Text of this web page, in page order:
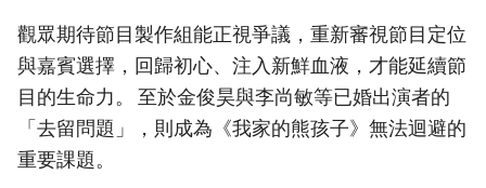
觀眾期待節目製作組能正視爭議，重新審視節目定位
與嘉賓選擇，回歸初心、注入新鮮血液，才能延續節
目的生命力。 至於金俊昊與李尚敏等已婚出演者的
「去留問題」，則成為《我家的熊孩子》無法迴避的
重要課題。